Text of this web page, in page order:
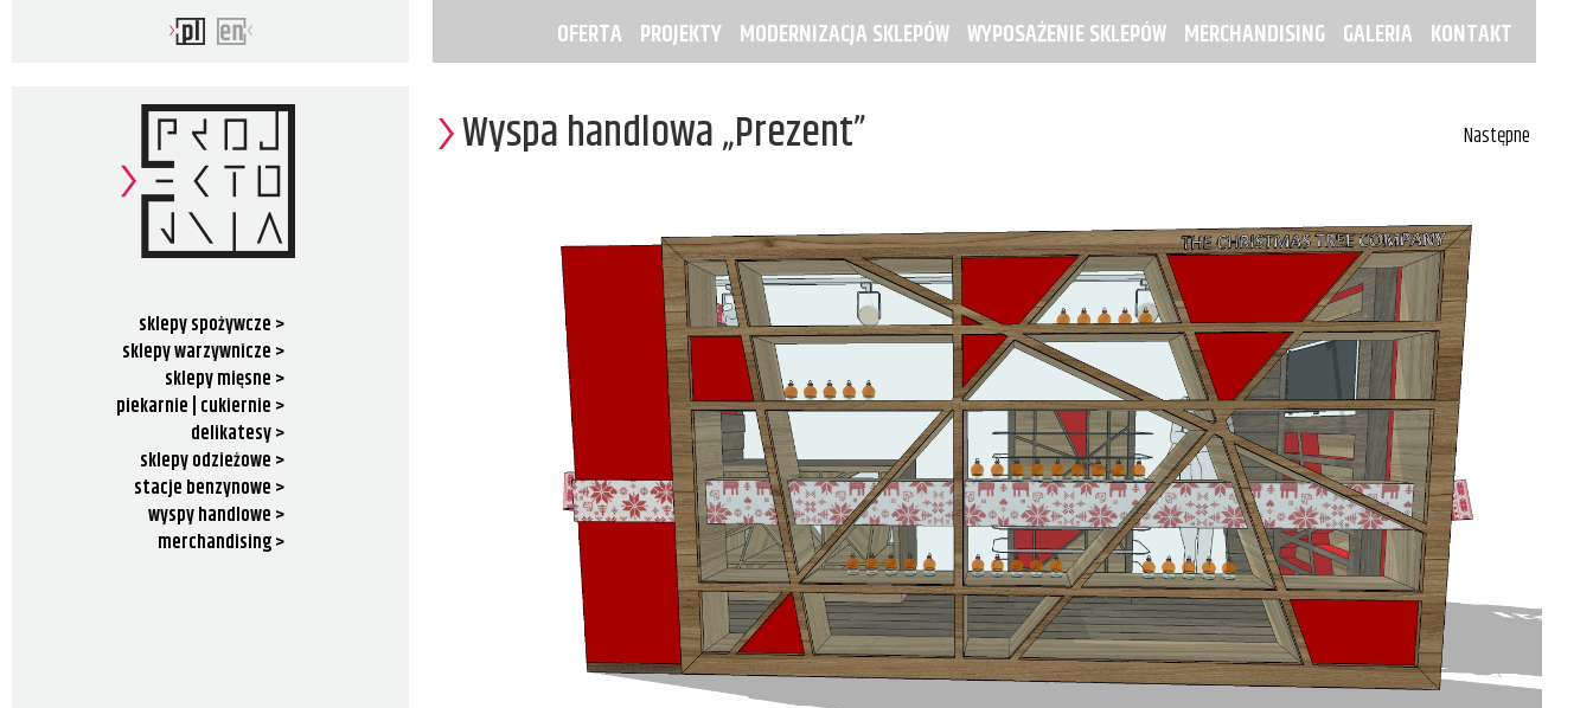
OFERTA PROJEKTY MODERNIZACJA SKLEPÓW WYPOSAŻENIE SKLEPÓW MERCHANDISING GALERIA KONTAKT
sklepy spożywcze >
sklepy warzywnicze >
sklepy mięsne >
piekarnie | cukiernie >
delikatesy >
sklepy odzieżowe >
stacje benzynowe >
wyspy handlowe >
merchandising >
Wyspa handlowa „Prezent” Następne